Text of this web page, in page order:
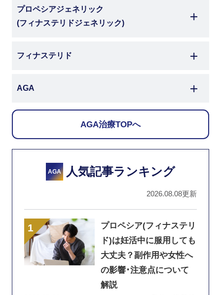
プロペシアジェネリック
(フィナステリドジェネリック)
フィナステリド
AGA
AGA治療TOPへ
AGA 人気記事ランキング
2026.08.08更新
プロペシア(フィナステリ
ド)は妊活中に服用しても
大丈夫？副作用や女性へ
の影響･注意点について
解説